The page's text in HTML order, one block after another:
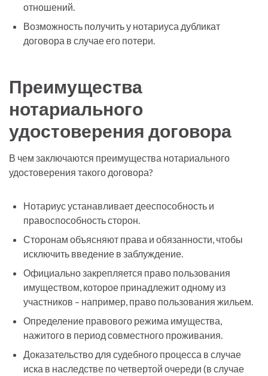
отношений.
Возможность получить у нотариуса дубликат
договора в случае его потери.
Преимущества
нотариального
удостоверения договора
В чем заключаются преимущества нотариального
удостоверения такого договора?
Нотариус устанавливает дееспособность и
правоспособность сторон.
Сторонам объясняют права и обязанности, чтобы
исключить введение в заблуждение.
Официально закрепляется право пользования
имуществом, которое принадлежит одному из
участников – например, право пользования жильем.
Определение правового режима имущества,
нажитого в период совместного проживания.
Доказательство для судебного процесса в случае
иска в наследстве по четвертой очереди (в случае